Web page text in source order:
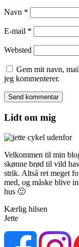
Navn *
E-mail *
Websted
Gem mit navn,
jeg kommenterer.
Lidt om mig
Velkommen til min
skønne brød til vild
strik. Altså ret meget
med, og måske blive
hus 🙂
Kærlig hilsen
Jette